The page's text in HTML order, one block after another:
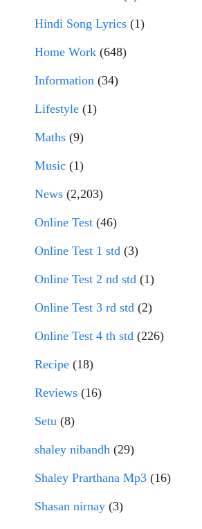
Hindi Song Lyrics (1)
Home Work (648)
Information (34)
Lifestyle (1)
Maths (9)
Music (1)
News (2,203)
Online Test (46)
Online Test 1 std (3)
Online Test 2 nd std (1)
Online Test 3 rd std (2)
Online Test 4 th std (226)
Recipe (18)
Reviews (16)
Setu (8)
shaley nibandh (29)
Shaley Prarthana Mp3 (16)
Shasan nirnay (3)